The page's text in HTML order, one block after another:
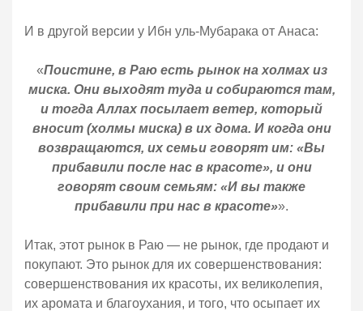
И в другой версии у Ибн уль-Мубарака от Анаса:
«Поистине, в Раю есть рынок на холмах из
миска. Они выходят туда и собираются там,
и тогда Аллах посылает ветер, который
вносит (холмы миска) в их дома. И когда они
возвращаются, их семьи говорят им: «Вы
прибавили после нас в красоте», и они
говорят своим семьям: «И вы также
прибавили при нас в красоте»».
Итак, этот рынок в Раю — не рынок, где продают и
покупают. Это рынок для их совершенствования:
совершенствования их красоты, их великолепия,
их аромата и благоухания, и того, что осыпает их